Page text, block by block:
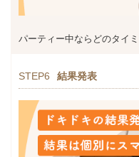
パーティー中ならどのタイ
STEP6 結果発表